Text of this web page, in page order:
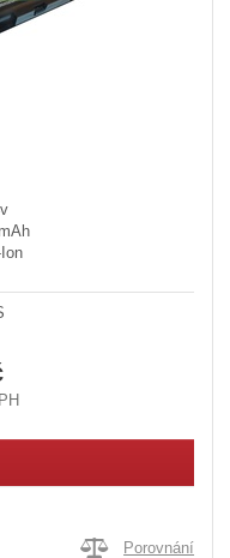
Porovnání